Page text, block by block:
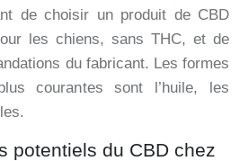
de choisir un produit de CBD
les chiens, sans THC, et de
du fabricant. Les formes
courantes sont l’huile, les
potentiels du CBD chez